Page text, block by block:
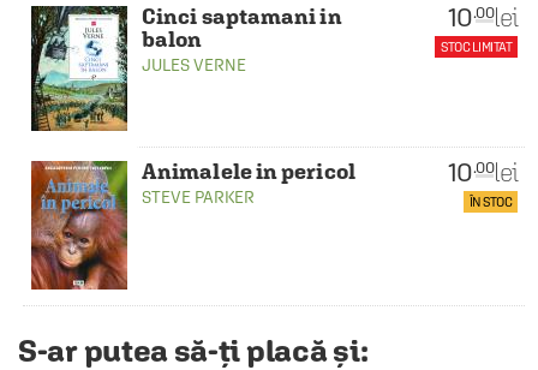
Cinci saptamani in
balon
JULES VERNE
10.00lei
STOC LIMITAT
Animalele in pericol
STEVE PARKER
10.00lei
ÎN STOC
S-ar putea să-ți placă și: